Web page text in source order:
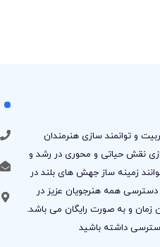
و توانمند سازی هنرمندان
نقش حیاتی و محوری در رشد و
زمینه ساز جهش های بلند در
دسترسی همه هنرجویان عزیز در
زمان و به صورت رایگان می باشد.
دسترسی داشته باشید